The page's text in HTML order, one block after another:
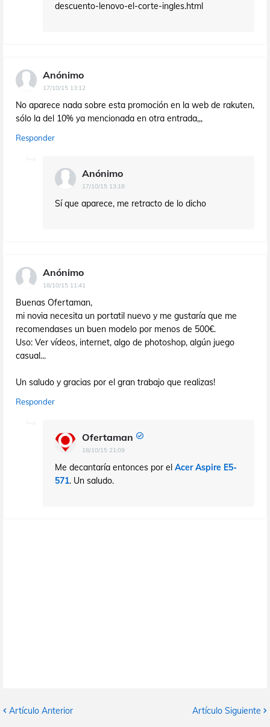
descuento-lenovo-el-corte-ingles.html
Anónimo
17/10/15 13:12
No aparece nada sobre esta promoción en la web de rakuten,
sólo la del 10% ya mencionada en otra entrada,,,
Responder
Anónimo
17/10/15 13:18
Sí que aparece, me retracto de lo dicho
Anónimo
18/10/15 11:41
Buenas Ofertaman,
mi novia necesita un portatil nuevo y me gustaría que me
recomendases un buen modelo por menos de 500€.
Uso: Ver vídeos, internet, algo de photoshop, algún juego
casual...
Un saludo y gracias por el gran trabajo que realizas!
Responder
Ofertaman
18/10/15 21:09
Me decantaría entonces por el Acer Aspire E5-
571. Un saludo.
Artículo Anterior Artículo Siguiente